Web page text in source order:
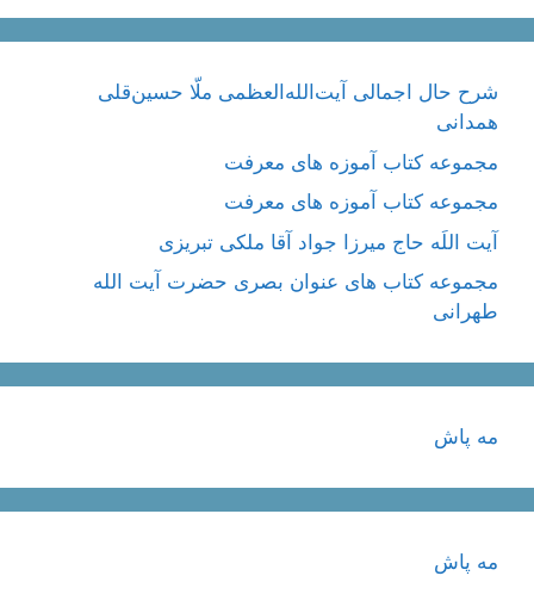
شرح حال اجمالی آیت‌الله‌العظمی ملّا حسین‌قلی
همدانی
مجموعه کتاب آموزه های معرفت
مجموعه کتاب آموزه های معرفت
آیت اللَه حاج میرزا جواد آقا ملکی تبریزی
مجموعه کتاب های عنوان بصری حضرت آیت الله
طهرانی
مه پاش
مه پاش